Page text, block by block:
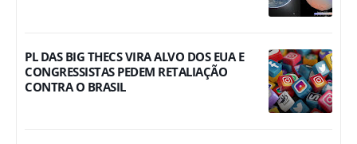
PL DAS BIG THECS VIRA ALVO DOS EUA E
CONGRESSISTAS PEDEM RETALIAÇÃO
CONTRA O BRASIL